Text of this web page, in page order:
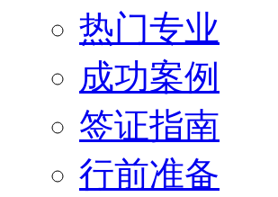
热门专业
成功案例
签证指南
行前准备